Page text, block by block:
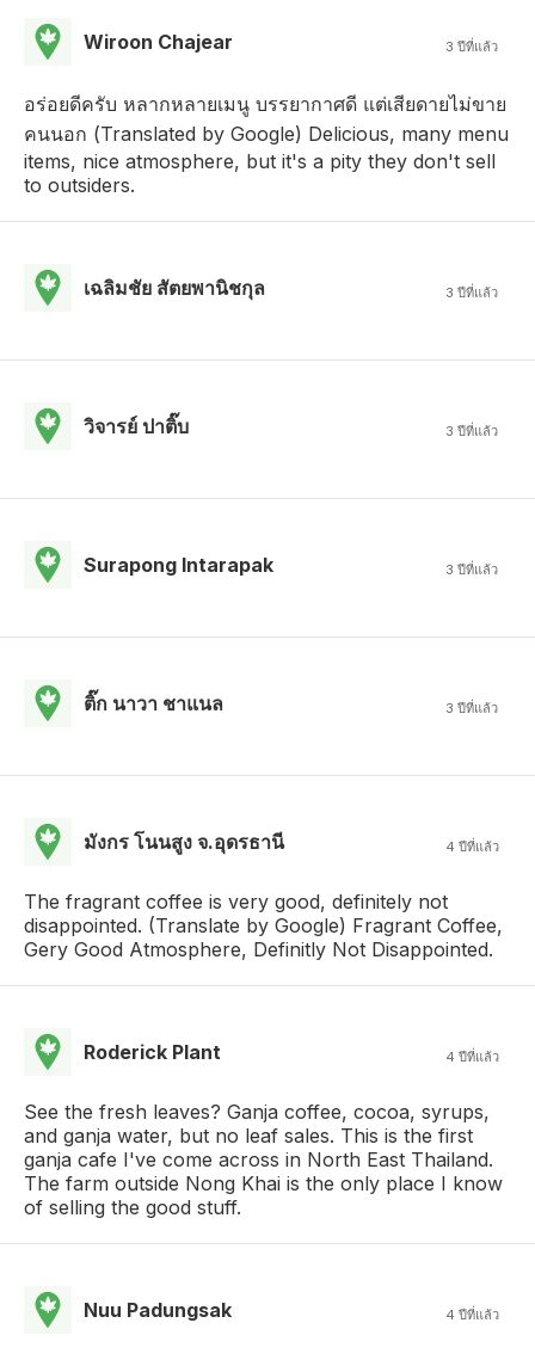
Wiroon Chajear 3 ปีที่แล้ว
อร่อยดีครับ หลากหลายเมนู บรรยากาศดี แต่เสียดายไม่ขาย
คนนอก (Translated by Google) Delicious, many menu
items, nice atmosphere, but it's a pity they don't sell
to outsiders.
เฉลิมชัย สัตยพานิชกุล 3 ปีที่แล้ว
วิจารย์ ปาติ๊บ 3 ปีที่แล้ว
Surapong Intarapak 3 ปีที่แล้ว
ติ๊ก นาวา ชาแนล 3 ปีที่แล้ว
มังกร โนนสูง จ.อุดรธานี 4 ปีที่แล้ว
The fragrant coffee is very good, definitely not
disappointed. (Translate by Google) Fragrant Coffee,
Gery Good Atmosphere, Definitly Not Disappointed.
Roderick Plant 4 ปีที่แล้ว
See the fresh leaves? Ganja coffee, cocoa, syrups,
and ganja water, but no leaf sales. This is the first
ganja cafe I've come across in North East Thailand.
The farm outside Nong Khai is the only place I know
of selling the good stuff.
Nuu Padungsak 4 ปีที่แล้ว